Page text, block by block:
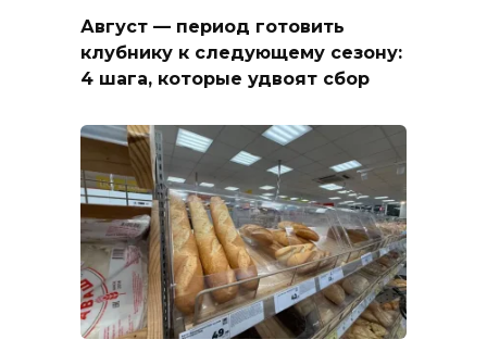
Август — период готовить
клубнику к следующему сезону:
4 шага, которые удвоят сбор